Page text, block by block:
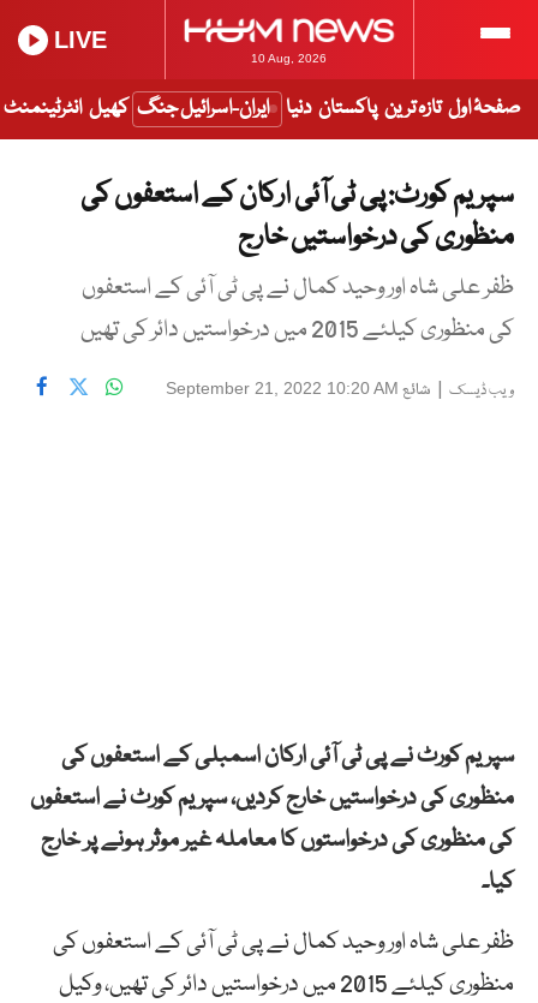
10 Aug, 2026
LIVE
صفحۂ اول تازہ ترین پاکستان دنیا ایران-اسرائیل جنگ کھیل انٹرٹینمنٹ
سپریم کورٹ: پی ٹی آئی ارکان کے استعفوں کی
منظوری کی درخواستیں خارج
ظفر علی شاہ اور وحید کمال نے پی ٹی آئی کے استعفوں
کی منظوری کیلئے 2015 میں درخواستیں دائر کی تھیں
ویب ڈیسک | شائع September 21, 2022 10:20 AM
سپریم کورٹ نے پی ٹی آئی ارکان اسمبلی کے استعفوں کی
منظوری کی درخواستیں خارج کردیں، سپریم کورٹ نے استعفوں
کی منظوری کی درخواستوں کا معاملہ غیر موثر ہونے پر خارج
کیا۔
ظفر علی شاہ اور وحید کمال نے پی ٹی آئی کے استعفوں کی
منظوری کیلئے 2015 میں درخواستیں دائر کی تھیں، وکیل